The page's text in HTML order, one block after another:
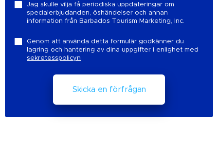
Jag skulle vilja få periodiska uppdateringar om
specialerbjudanden, öshändelser och annan
information från Barbados Tourism Marketing, Inc.
Genom att använda detta formulär godkänner du
lagring och hantering av dina uppgifter i enlighet med
sekretesspolicyn